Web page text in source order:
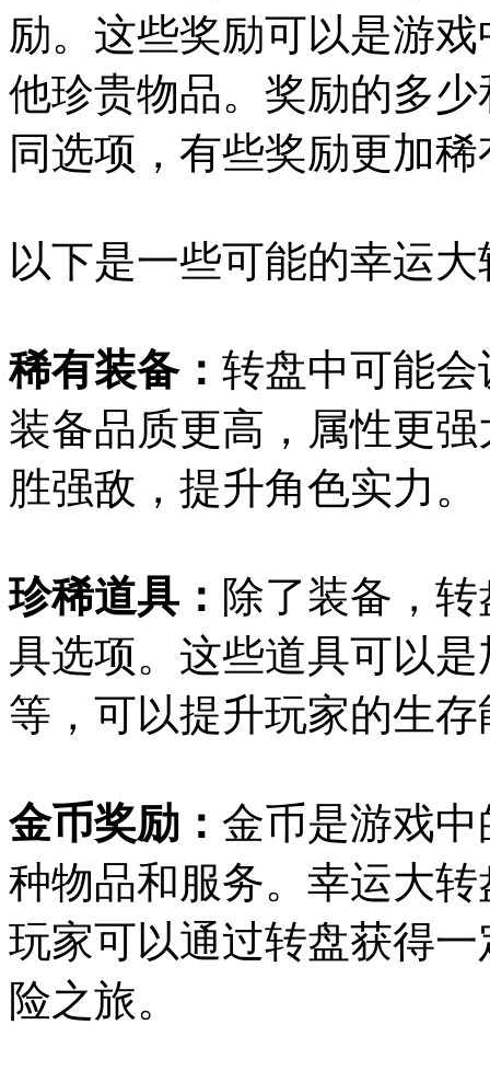
励。这些奖励可以是游
他珍贵物品。奖励的多
同选项，有些奖励更加
以下是一些可能的幸运
稀有装备： 转盘中可能
装备品质更高，属性更
胜强敌，提升角色实力。
珍稀道具： 除了装备，
具选项。这些道具可以
等，可以提升玩家的生
金币奖励： 金币是游戏
种物品和服务。幸运大
玩家可以通过转盘获得
险之旅。